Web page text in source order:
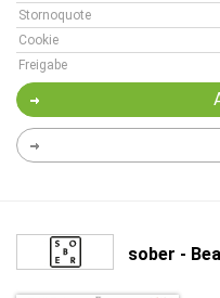
Stornoquote
Cookie
Freigabe
sober -